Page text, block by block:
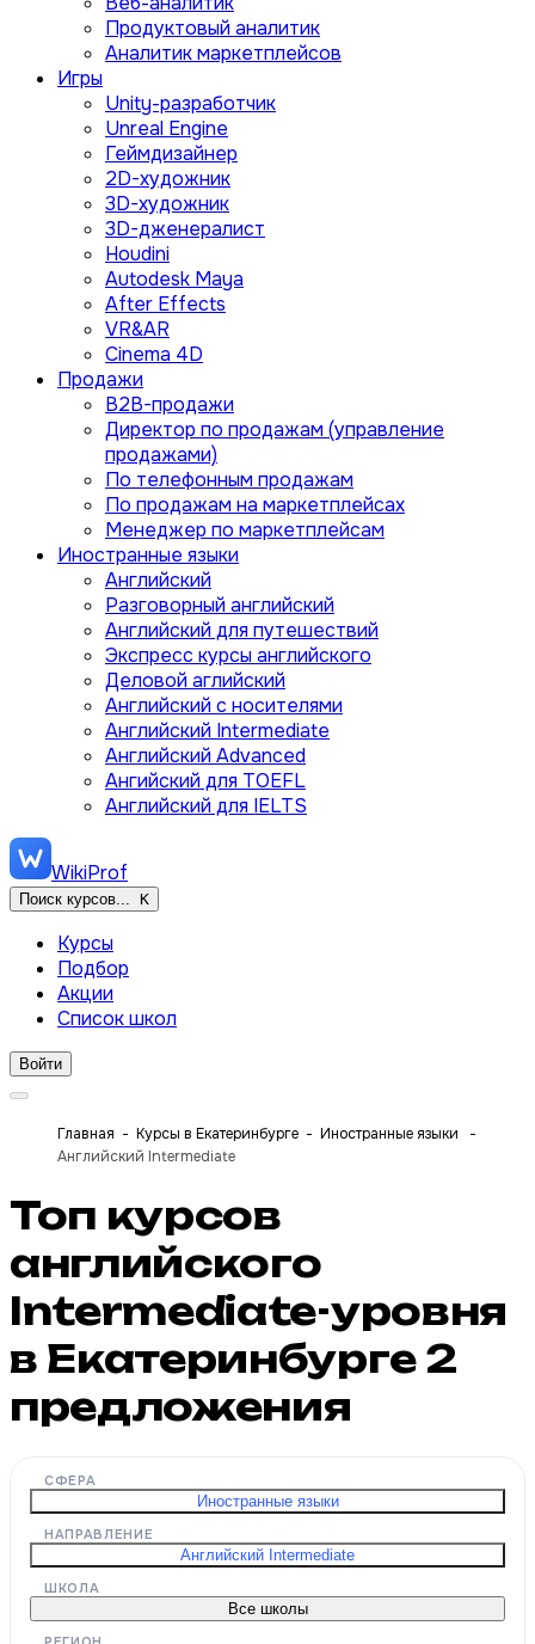
Продуктовый аналитик
Аналитик маркетплейсов
Игры
Unity-разработчик
Unreal Engine
Геймдизайнер
2D-художник
3D-художник
3D-дженералист
Houdini
Autodesk Maya
After Effects
VR&AR
Cinema 4D
Продажи
B2B-продажи
Директор по продажам (управление
продажами)
По телефонным продажам
По продажам на маркетплейсах
Менеджер по маркетплейсам
Иностранные языки
Английский
Разговорный английский
Английский для путешествий
Экспресс курсы английского
Деловой аглийский
Английский с носителями
Английский Intermediate
Английский Advanced
Ангийский для TOEFL
Английский для IELTS
WikiProf
Поиск курсов... K
Курсы
Подбор
Акции
Список школ
Войти
Главная Курсы в Екатеринбурге
Иностранные языки
Английский Intermediate
Топ курсов
английского
Intermediate-уровня
в Екатеринбурге 2
предложения
СФЕРА
Иностранные языки
НАПРАВЛЕНИЕ
Английский Intermediate
ШКОЛА
Все школы